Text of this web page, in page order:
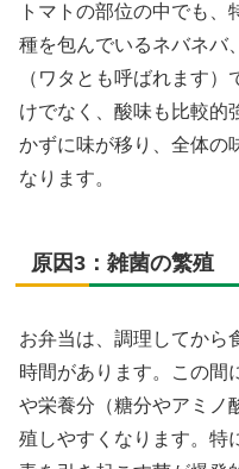
トマトの部位の中でも、
種を包んでいるネバネバ
（ワタとも呼ばれます
けでなく、酸味も比較的
かずに味が移り、全体の
なります。
原因3：雑菌の繁殖
お弁当は、調理してから
時間があります。この間
や栄養分（糖分やアミノ
殖しやすくなります。特